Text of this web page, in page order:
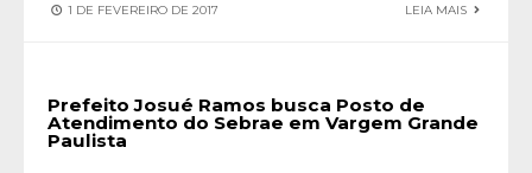
1 DE FEVEREIRO DE 2017 LEIA MAIS
Prefeito Josué Ramos busca Posto de
Atendimento do Sebrae em Vargem Grande
Paulista